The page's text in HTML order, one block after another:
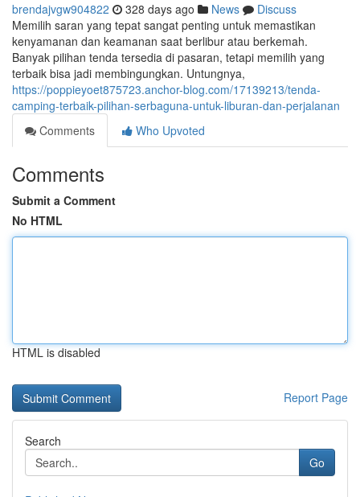
brendajvgw904822 328 days ago News
Discuss
Memilih saran yang tepat sangat penting untuk memastikan
kenyamanan dan keamanan saat berlibur atau berkemah.
Banyak pilihan tenda tersedia di pasaran, tetapi memilih yang
terbaik bisa jadi membingungkan. Untungnya,
https://poppieyoet875723.anchor-blog.com/17139213/tenda-
camping-terbaik-pilihan-serbaguna-untuk-liburan-dan-perjalanan
Comments
Who Upvoted
Comments
Submit a Comment
No HTML
HTML is disabled
Report Page
Search
Go